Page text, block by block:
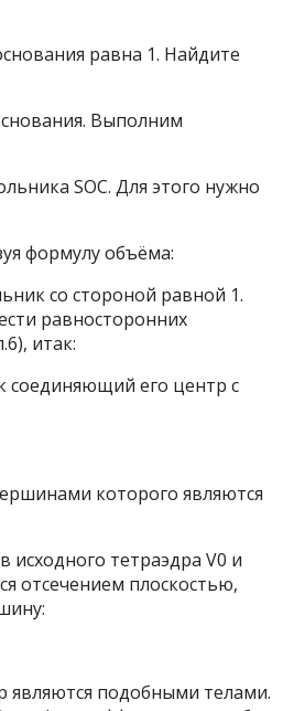
равна 1. Найдите
Выполним
SOC. Для этого нужно
формулу объёма:
со стороной равной 1.
равносторонних
итак:
соединяющий его центр с
которого являются
тетраэдра V0 и
отсечением плоскостью,
являются подобными телами.